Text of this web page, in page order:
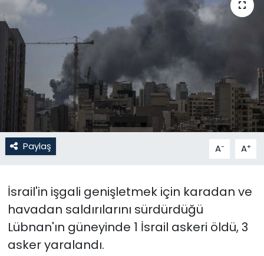
Paylaş A- A+
İsrail'in işgali genişletmek için karadan ve
havadan saldırılarını sürdürdüğü
Lübnan'ın güneyinde 1 İsrail askeri öldü, 3
asker yaralandı.
KKTC
KKTC YEREL SEÇİM 2018
Kültür Sanat
Magazin
Moda
Nöbetçi Eczaneler
Otomobil Dünyası
Politika
SAĞLIK